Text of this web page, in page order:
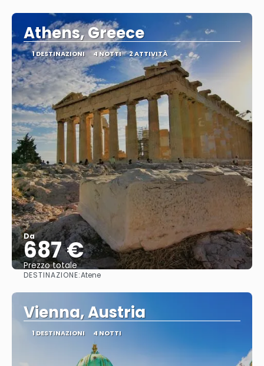
Athens, Greece
1 DESTINAZIONI 4 NOTTI 2 ATTIVITÀ
Da
687 €
Prezzo totale
DESTINAZIONE:Atene
Vienna, Austria
1 DESTINAZIONI 4 NOTTI